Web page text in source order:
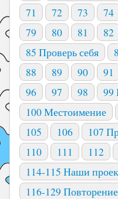
71
72 73 74
79
80 81 82
85 Проверь себя
88
89 90 91
96
97 98
99
100 Местоимение
105
106 107
110
111 112
114-115 Наши
116-129 Повторение